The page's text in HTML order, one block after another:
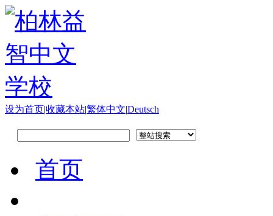
设为首页|收藏本站|繁体中文|Deutsch
首页